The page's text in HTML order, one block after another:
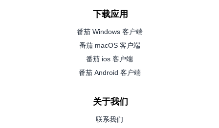
下载应用
番茄 Windows 客户端
番茄 macOS 客户端
番茄 ios 客户端
番茄 Android 客户端
关于我们
联系我们